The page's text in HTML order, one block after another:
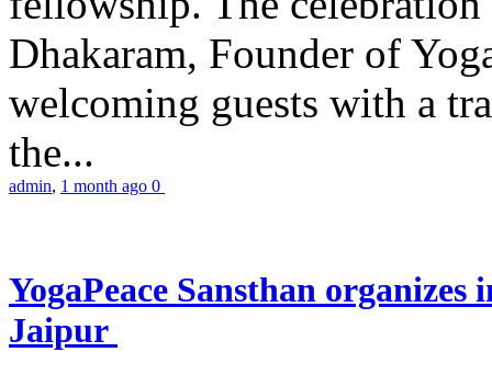
Dhakaram, Founder of
welcoming guests with a
the...
admin, 1 month ago 0
YogaPeace Sansthan
Jaipur